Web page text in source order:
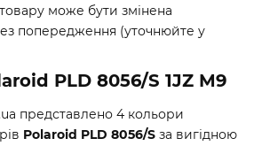
може бути змінена
попередження (уточнюйте у
PLD 8056/S 1JZ M9
представлено 4 кольори
Polaroid PLD 8056/S за вигідною